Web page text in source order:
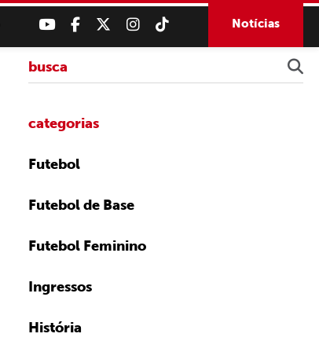
Notícias
categorias
Futebol
Futebol de Base
Futebol Feminino
Ingressos
História